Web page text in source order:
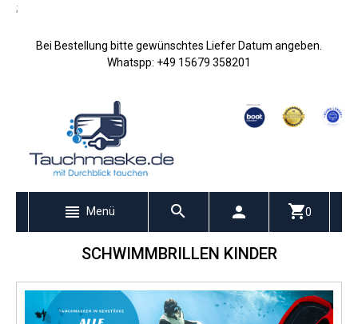
;
Bei Bestellung bitte gewünschtes Liefer Datum angeben.
Whatspp: +49 15679 358201
Menü 0
SCHWIMMBRILLEN KINDER